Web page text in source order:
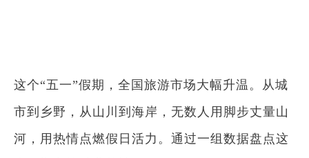
这个“五一”假期，全国旅游市场大幅升温。从城
市到乡野，从山川到海岸，无数人用脚步丈量山
河，用热情点燃假日活力。通过一组数据盘点这